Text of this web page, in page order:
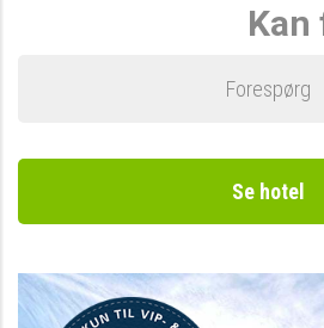
Kan
Forespørg
Se hotel